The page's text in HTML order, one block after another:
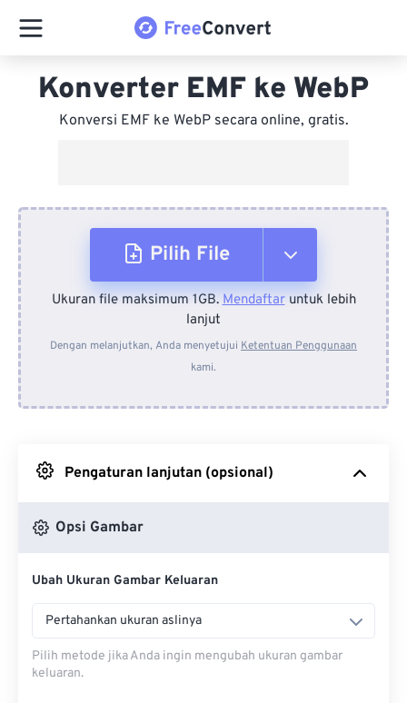
Konverter EMF ke WebP
Konversi EMF ke WebP secara online, gratis.
Pilih File
Dari Perangkat
Dari Dropbox
Ukuran file maksimum 1GB.Mendaftaruntuk lebih
lanjut
Dengan melanjutkan, Anda menyetujui Ketentuan Penggunaan
kami.
Pengaturan lanjutan (opsional)
Opsi Gambar
Ubah Ukuran Gambar Keluaran
Pertahankan ukuran aslinya
Pilih metode jika Anda ingin mengubah ukuran gambar
keluaran.